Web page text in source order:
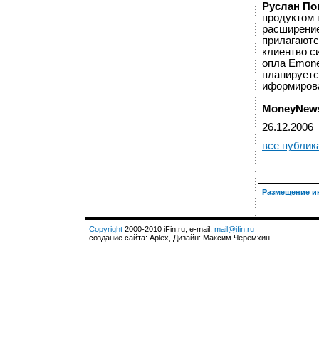
Руслан
продуктом
клиентво
опла
26.12.2006
все
Размещение
Copyright 2000-2010 iFin.ru, e-mail: mail@ifin.ru
создание сайта: Aplex, Дизайн: Максим Черемхин